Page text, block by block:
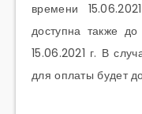
времени
доступна также
15.06.2021 г. В
для оплаты будет